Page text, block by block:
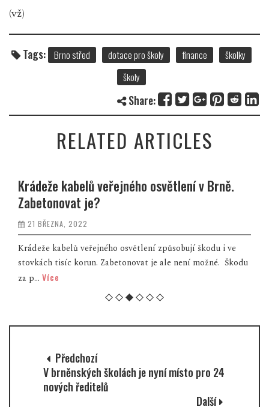
(vž)
Tags: Brno střed dotace pro školy finance
školky
školy
Share:
RELATED ARTICLES
Krádeže kabelů veřejného osvětlení v Brně.
Zabetonovat je?
21 BŘEZNA, 2022
Krádeže kabelů veřejného osvětlení způsobují škodu i ve
stovkách tisíc korun. Zabetonovat je ale není možné. Škodu
za p... Více
Předchozí
V brněnských školách je nyní místo pro 24
nových ředitelů
Další